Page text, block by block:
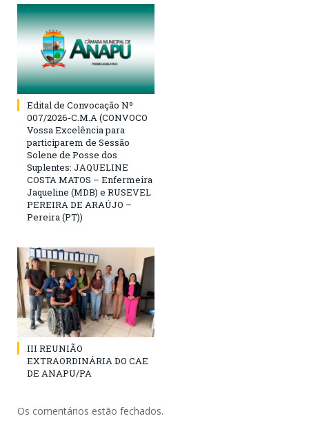
Edital de Convocação Nº
007/2026-C.M.A (CONVOCO
Vossa Excelência para
participarem de Sessão
Solene de Posse dos
Suplentes: JAQUELINE
COSTA MATOS – Enfermeira
Jaqueline (MDB) e RUSEVEL
PEREIRA DE ARAÚJO –
Pereira (PT))
III REUNIÃO
EXTRAORDINÁRIA DO CAE
DE ANAPU/PA
Os comentários estão fechados.